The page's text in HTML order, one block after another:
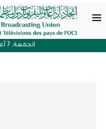
الجمعة, 7 أغسطس , 2026